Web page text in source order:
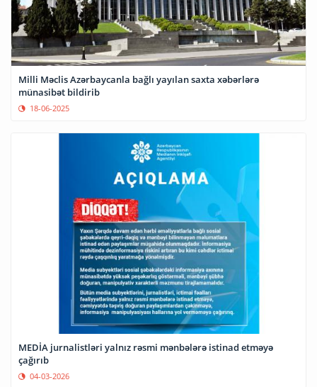
Milli Məclis Azərbaycanla bağlı yayılan saxta xəbərlərə
münasibət bildirib
18-06-2025
MEDİA jurnalistləri yalnız rəsmi mənbələrə istinad etməyə
çağırıb
04-03-2026